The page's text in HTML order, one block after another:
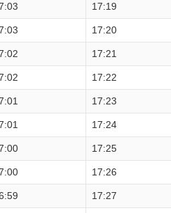
17:19
17:20
17:21
17:22
17:23
17:24
17:25
17:26
17:27